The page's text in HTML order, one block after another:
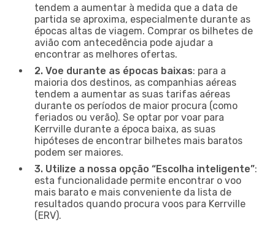
tendem a aumentar à medida que a data de
partida se aproxima, especialmente durante as
épocas altas de viagem. Comprar os bilhetes de
avião com antecedência pode ajudar a
encontrar as melhores ofertas.
2. Voe durante as épocas baixas: para a
maioria dos destinos, as companhias aéreas
tendem a aumentar as suas tarifas aéreas
durante os períodos de maior procura (como
feriados ou verão). Se optar por voar para
Kerrville durante a época baixa, as suas
hipóteses de encontrar bilhetes mais baratos
podem ser maiores.
3. Utilize a nossa opção “Escolha inteligente”:
esta funcionalidade permite encontrar o voo
mais barato e mais conveniente da lista de
resultados quando procura voos para Kerrville
(ERV).